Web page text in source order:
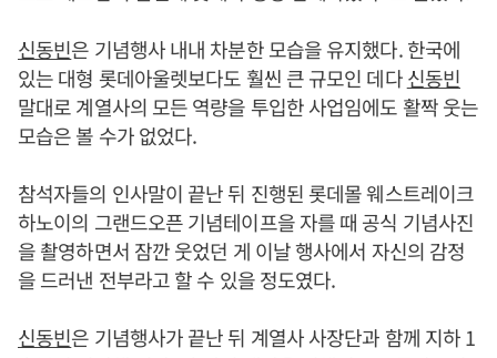
신동빈은 기념행사 내내 차분한 모습을 유지했다. 한국에
있는 대형 롯데아울렛보다도 훨씬 큰 규모인 데다신동빈
말대로 계열사의 모든 역량을 투입한 사업임에도 활짝 웃는
모습은 볼 수가 없었다.
참석자들의 인사말이 끝난 뒤 진행된 롯데몰 웨스트레이크
하노이의 그랜드오픈 기념테이프을 자를 때 공식 기념사진
을 촬영하면서 잠깐 웃었던 게 이날 행사에서 자신의 감정
을 드러낸 전부라고 할 수 있을 정도였다.
신동빈은 기념행사가 끝난 뒤 계열사 사장단과 함께 지하 1